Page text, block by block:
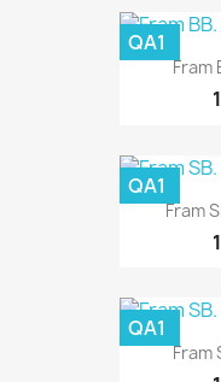
Fram
QA1
Fram
QA1
Fram
QA1